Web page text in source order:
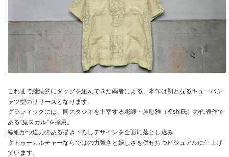
これまで継続的にタッグを組んできた両者による、本作は初となるキューバシ
ャツ型のリリースとなります。
グラフィックには、同スタジオを主宰する彫師・ 岸彫雅 （Kishi氏）の代表作で
ある“鬼スカル”を採用。
繊細かつ迫力のある描き下ろしデザインを全面に落とし込み
タトゥーカルチャーならではの力強さと妖しさを併せ持つビジュアルに仕上げ
ています。